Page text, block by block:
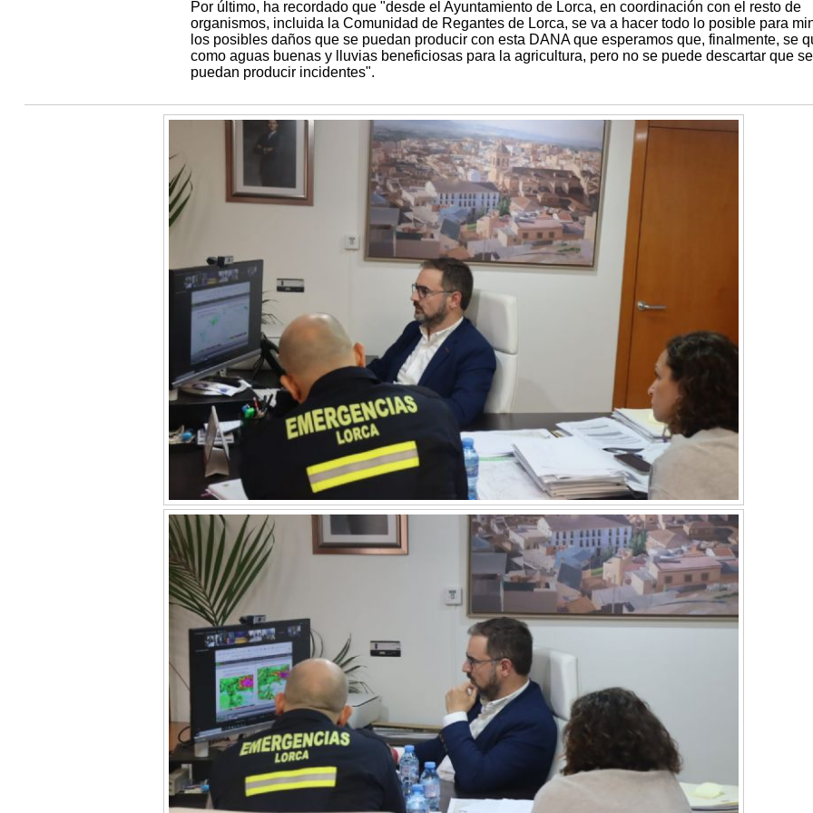
Por último, ha recordado que "desde el Ayuntamiento de Lorca, en coordinación con el resto de
organismos, incluida la Comunidad de Regantes de Lorca, se va a hacer todo lo posible para
los posibles daños que se puedan producir con esta DANA que esperamos que, finalmente, se
como aguas buenas y lluvias beneficiosas para la agricultura, pero no se puede descartar que se
puedan producir incidentes".